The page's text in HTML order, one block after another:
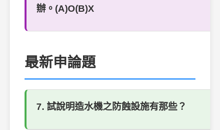
辦。(A)O(B)X
最新申論題
7. 試說明造水機之防蝕設施有那些？